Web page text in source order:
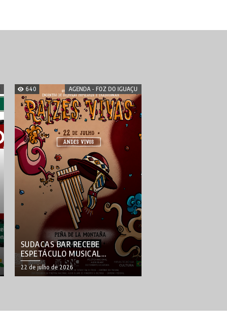
640 AGENDA - FOZ DO IGUAÇU
SUDACAS BAR RECEBE
ESPETÁCULO MUSICAL
INSPIRADO NA CULTURA
ANDINA NESTA QUARTA-FEIRA
22 de julho de 2026